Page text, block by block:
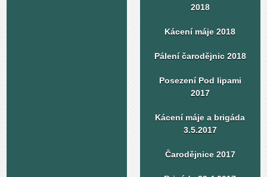
2018
Kácení máje 2018
Pálení čarodějnic 2018
Posezení Pod lipami
2017
Kácení máje a brigáda
3.5.2017
Čarodějnice 2017